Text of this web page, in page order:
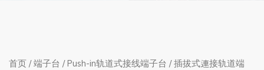
首页 /端子台 /Push-in轨道式接线端子台 /插拔式連接轨道端